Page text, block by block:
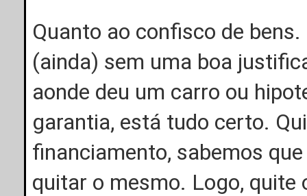
Quanto ao confisco de
(ainda) sem uma boa
aonde deu um carro ou
garantia, está tudo certo.
financiamento, sabemos
quitar o mesmo. Logo,